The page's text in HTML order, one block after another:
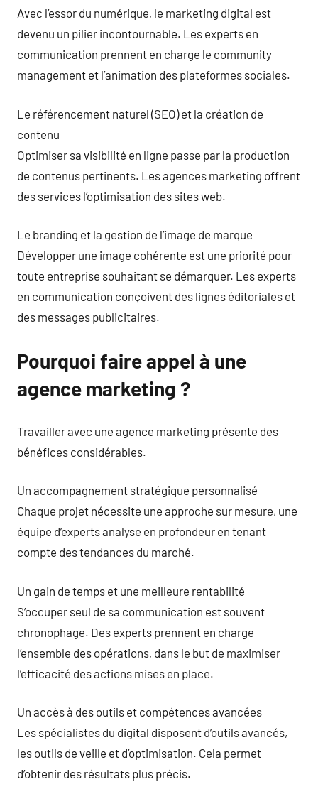
Avec l’essor du numérique, le marketing digital est
devenu un pilier incontournable. Les experts en
communication prennent en charge le community
management et l’animation des plateformes sociales.
Le référencement naturel (SEO) et la création de
contenu
Optimiser sa visibilité en ligne passe par la production
de contenus pertinents. Les agences marketing offrent
des services l’optimisation des sites web.
Le branding et la gestion de l’image de marque
Développer une image cohérente est une priorité pour
toute entreprise souhaitant se démarquer. Les experts
en communication conçoivent des lignes éditoriales et
des messages publicitaires.
Pourquoi faire appel à une
agence marketing ?
Travailler avec une agence marketing présente des
bénéfices considérables.
Un accompagnement stratégique personnalisé
Chaque projet nécessite une approche sur mesure, une
équipe d’experts analyse en profondeur en tenant
compte des tendances du marché.
Un gain de temps et une meilleure rentabilité
S’occuper seul de sa communication est souvent
chronophage. Des experts prennent en charge
l’ensemble des opérations, dans le but de maximiser
l’efficacité des actions mises en place.
Un accès à des outils et compétences avancées
Les spécialistes du digital disposent d’outils avancés,
les outils de veille et d’optimisation. Cela permet
d’obtenir des résultats plus précis.